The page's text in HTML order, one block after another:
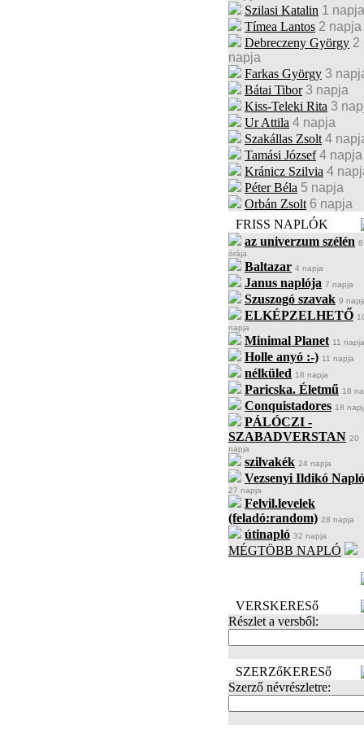
Szilasi Katalin 1 napja
Tímea Lantos 2 napja
Debreczeny György 2
napja
Farkas György 3
Bátai Tibor 3 napja
Kiss-Teleki Rita 3
Ur Attila 4 napja
Szakállas Zsolt 4
Tamási József 4 napja
Kránicz Szilvia 4
Péter Béla 5 napja
Orbán Zsolt 6 napja
FRISS NAPLÓK
az univerzum szélén 8
órája
Baltazar 4 napja
Janus naplója 7 napja
Szuszogó szavak 9
ELKÉPZELHETŐ
napja
Minimal Planet 11 napja
Holle anyó :-) 11 napja
nélküled 18 napja
Paricska. Életmű 18
Conquistadores 18
PÁLÓCZI -
SZABADVERSTAN 20
napja
szilvakék 24 napja
Vezsenyi Ildikó
27 napja
Felvil.levelek
(feladó:random) 28 napja
útinapló 32 napja
MÉGTÖBB NAPLÓ
VERSKERESő
Részlet a versből:
SZERZőKERESő
Szerző névrészletre: